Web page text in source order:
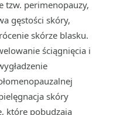
tzw. perimenopauzy,
gęstości skóry,
skórze blasku.
ściągnięcia i
skóry
które pobudzają